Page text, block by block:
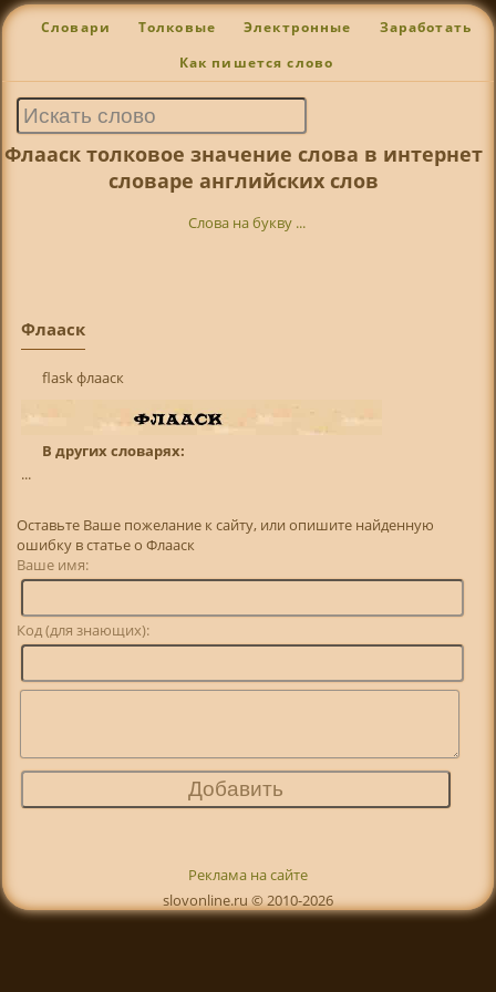
Словари Толковые Электронные Заработать
Как пишется слово
Флааск толковое значение слова в интернет
словаре английских слов
Слова на букву ...
Флааск
flask флааск
В других словарях:
...
Оставьте Ваше пожелание к сайту, или опишите найденную
ошибку в статье о Флааск
Ваше имя:
Код (для знающих):
Реклама на сайте
slovonline.ru © 2010-2026